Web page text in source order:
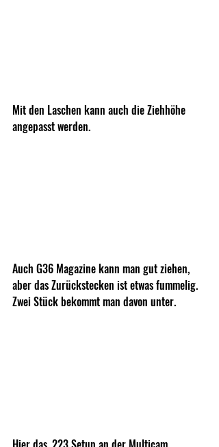
Mit den Laschen kann auch die Ziehhöhe
angepasst werden.
Auch G36 Magazine kann man gut ziehen,
aber das Zurückstecken ist etwas fummelig.
Zwei Stück bekommt man davon unter.